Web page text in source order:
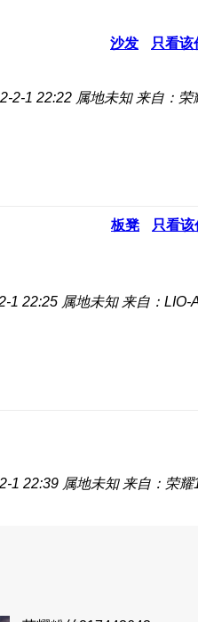
沙发 只看该
2-1 22:22 属地未知 来自：荣
板凳 只看该
1 22:25 属地未知 来自：LIO-
1 22:39 属地未知 来自：荣耀